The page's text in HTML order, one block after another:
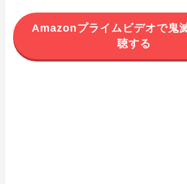
Amazonプライムビデオで鬼
聴する